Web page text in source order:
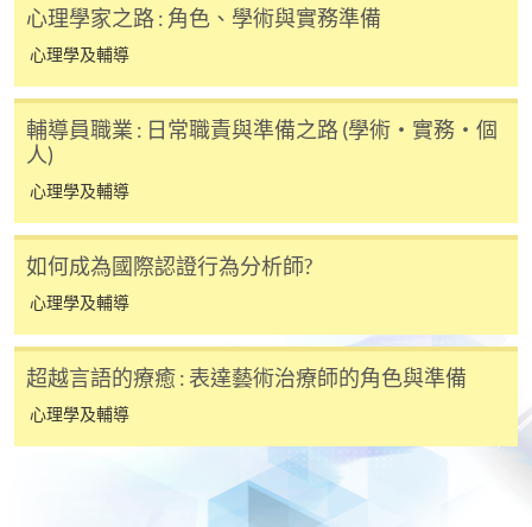
心理學家之路 : 角色、學術與實務準備
心理學及輔導
輔導員職業 : 日常職責與準備之路 (學術・實務・個
人)
心理學及輔導
如何成為國際認證行為分析師?
心理學及輔導
超越言語的療癒 : 表達藝術治療師的角色與準備
心理學及輔導